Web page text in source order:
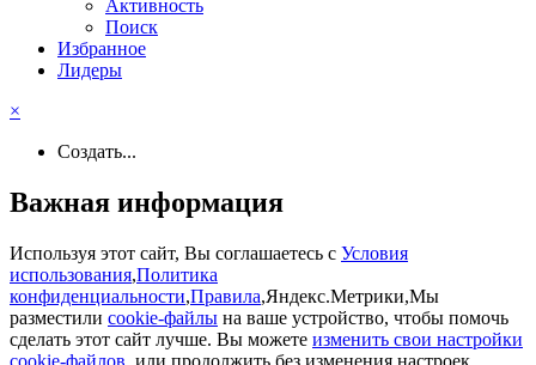
Активность
Поиск
Избранное
Лидеры
×
Создать...
Важная информация
Используя этот сайт, Вы соглашаетесь с Условия
использования,Политика
конфиденциальности,Правила,Яндекс.Метрики,Мы
разместили cookie-файлы на ваше устройство, чтобы помочь
сделать этот сайт лучше. Вы можете изменить свои настройки
cookie-файлов , или продолжить без изменения настроек..